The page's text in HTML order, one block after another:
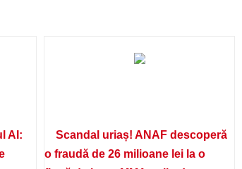
AI:
Scandal uriaș! ANAF descoperă
o fraudă de 26 milioane lei la o